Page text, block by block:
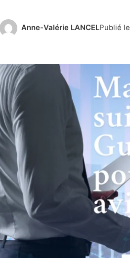
Anne-Valérie LANCELPublié le